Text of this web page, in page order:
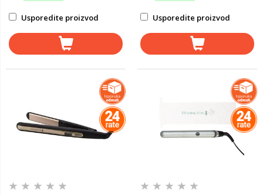
Usporedite proizvod Usporedite proizvod